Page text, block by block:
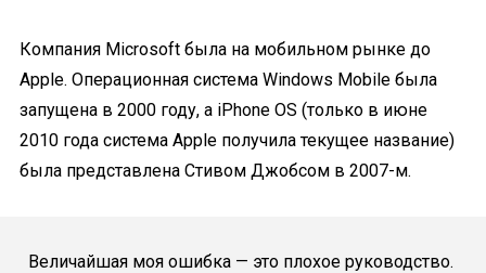
Компания Microsoft была на мобильном рынке до
Apple. Операционная система Windows Mobile была
запущена в 2000 году, а iPhone OS (только в июне
2010 года система Apple получила текущее название)
была представлена Стивом Джобсом в 2007-м.
Величайшая моя ошибка — это плохое руководство.